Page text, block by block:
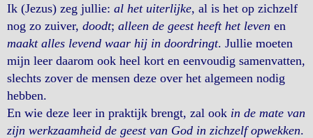
Ik (Jezus) zeg jullie: al het uiterlijke, al is het op zichzelf
nog zo zuiver, doodt; alleen de geest heeft het leven en
maakt alles levend waar hij in doordringt. Jullie moeten
mijn leer daarom ook heel kort en eenvoudig samenvatten,
slechts zover de mensen deze over het algemeen nodig
hebben.
En wie deze leer in praktijk brengt, zal ook in de mate van
zijn werkzaamheid de geest van God in zichzelf opwekken.